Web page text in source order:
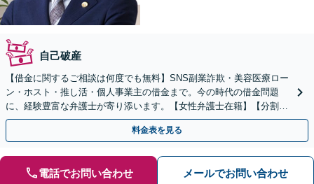
自己破産
【借金に関するご相談は何度でも無料】SNS副業詐欺・美容医療ロー
ン・ホスト・推し活・個人事業主の借金まで。今の時代の借金問題
に、経験豊富な弁護士が寄り添います。【女性弁護士在籍】【分割払
い対応】
料金表を見る
電話でお問い合わせ メールでお問い合わせ